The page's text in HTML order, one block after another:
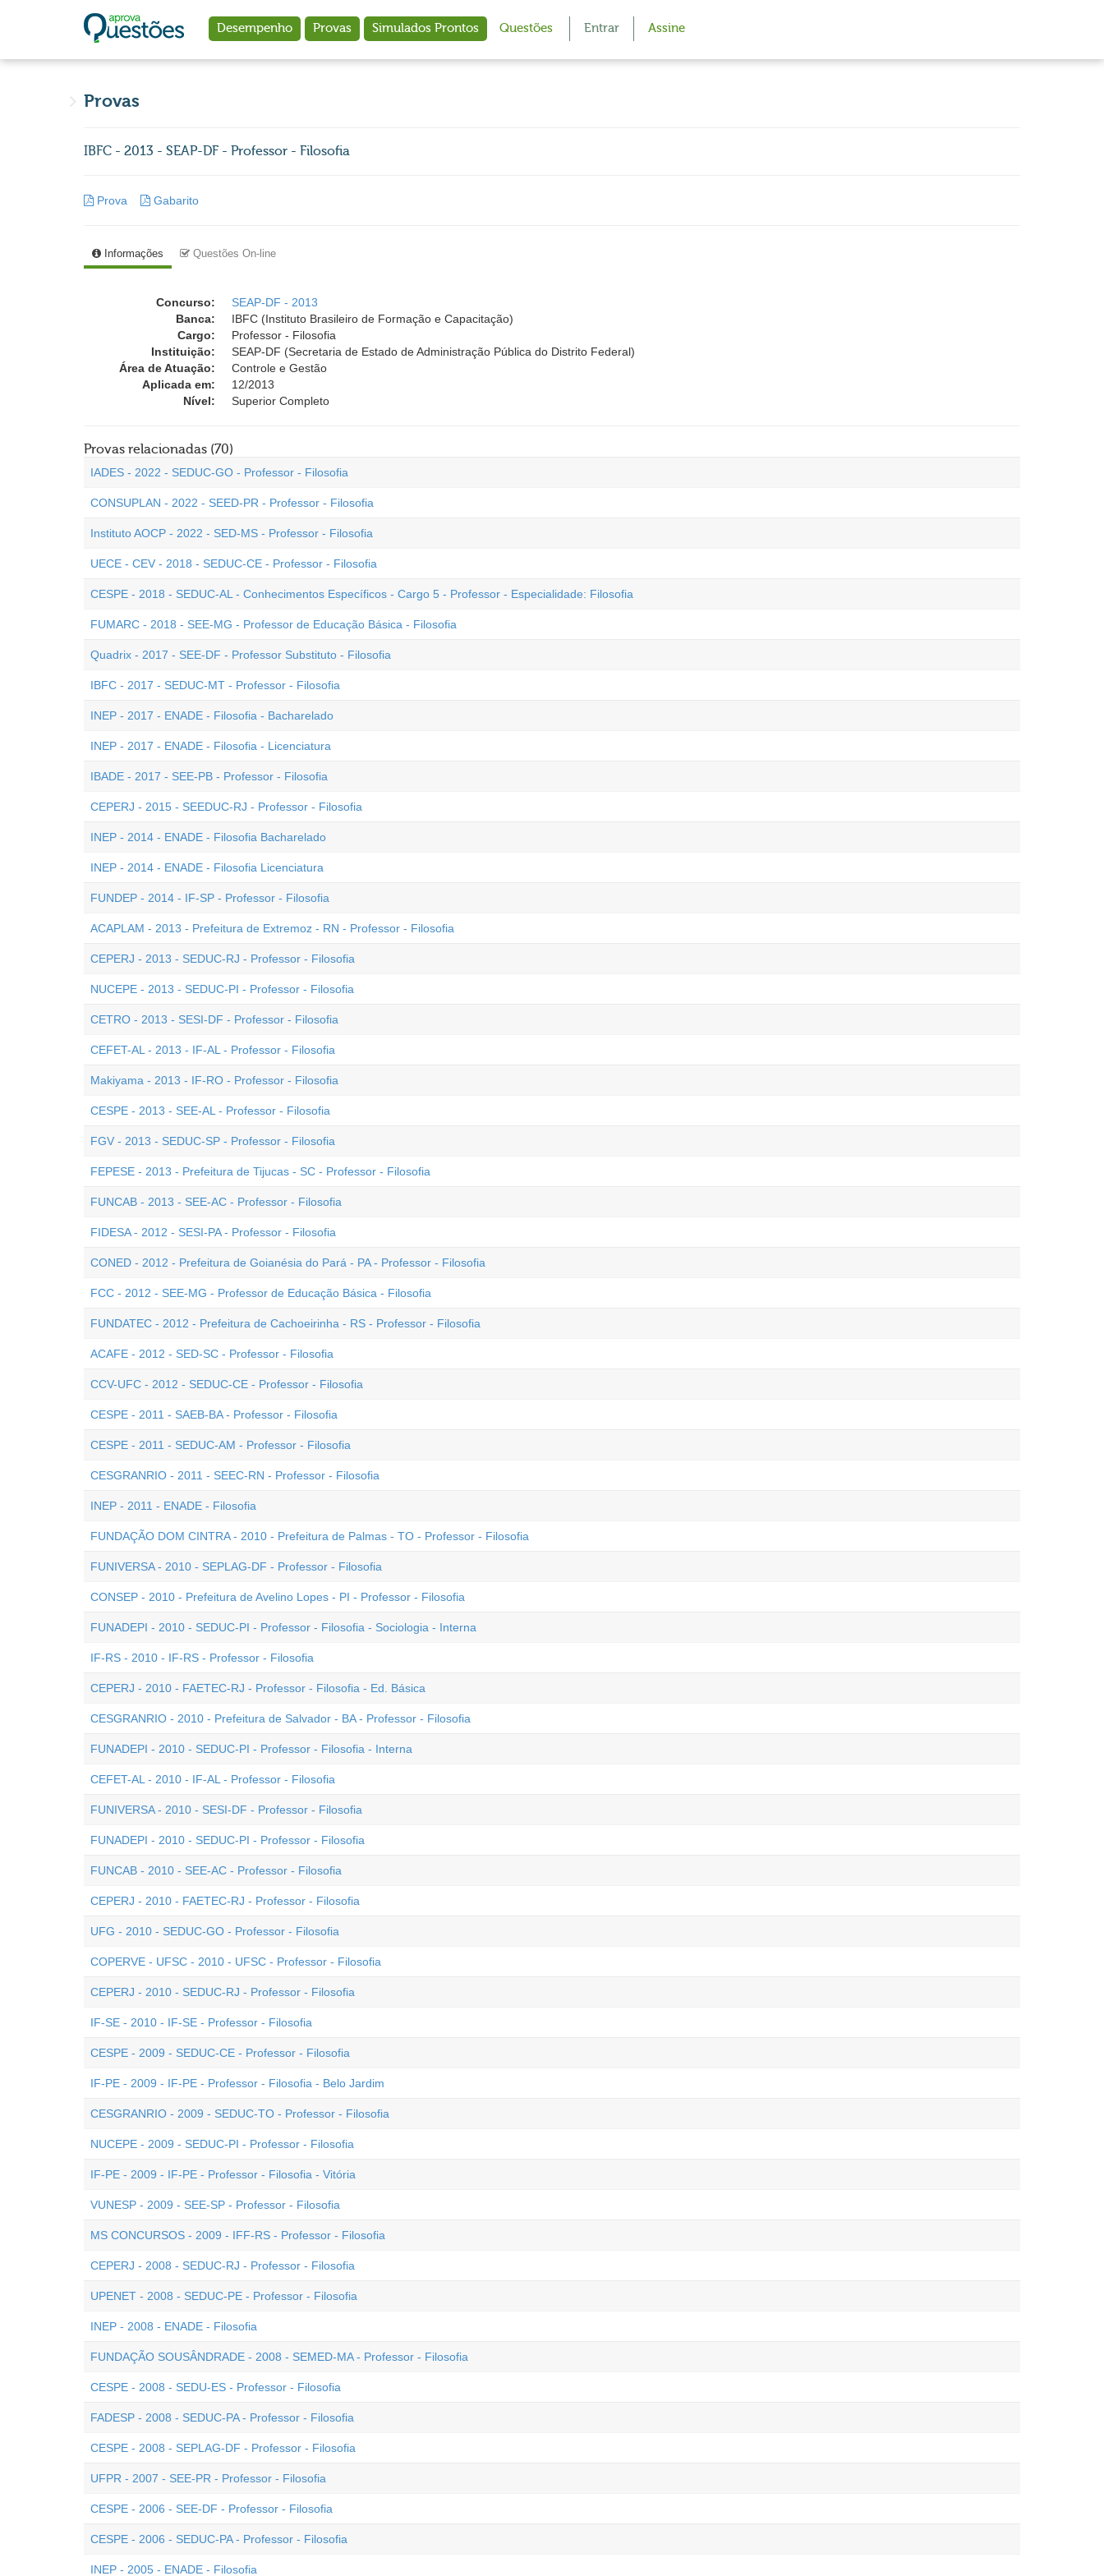
Desempenho Provas Simulados Prontos Questões Entrar Assine
Provas
IBFC - 2013 - SEAP-DF - Professor - Filosofia
Prova Gabarito
Informações Questões On-line
Concurso:
SEAP-DF - 2013
Banca:
IBFC (Instituto Brasileiro de Formação e Capacitação)
Cargo:
Professor - Filosofia
Instituição:
SEAP-DF (Secretaria de Estado de Administração Pública do Distrito Federal)
Área de Atuação:
Controle e Gestão
Aplicada em:
12/2013
Nível:
Superior Completo
Provas relacionadas (70)
IADES - 2022 - SEDUC-GO - Professor - Filosofia
CONSUPLAN - 2022 - SEED-PR - Professor - Filosofia
Instituto AOCP - 2022 - SED-MS - Professor - Filosofia
UECE - CEV - 2018 - SEDUC-CE - Professor - Filosofia
CESPE - 2018 - SEDUC-AL - Conhecimentos Específicos - Cargo 5 - Professor - Especialidade: Filosofia
FUMARC - 2018 - SEE-MG - Professor de Educação Básica - Filosofia
Quadrix - 2017 - SEE-DF - Professor Substituto - Filosofia
IBFC - 2017 - SEDUC-MT - Professor - Filosofia
INEP - 2017 - ENADE - Filosofia - Bacharelado
INEP - 2017 - ENADE - Filosofia - Licenciatura
IBADE - 2017 - SEE-PB - Professor - Filosofia
CEPERJ - 2015 - SEEDUC-RJ - Professor - Filosofia
INEP - 2014 - ENADE - Filosofia Bacharelado
INEP - 2014 - ENADE - Filosofia Licenciatura
FUNDEP - 2014 - IF-SP - Professor - Filosofia
ACAPLAM - 2013 - Prefeitura de Extremoz - RN - Professor - Filosofia
CEPERJ - 2013 - SEDUC-RJ - Professor - Filosofia
NUCEPE - 2013 - SEDUC-PI - Professor - Filosofia
CETRO - 2013 - SESI-DF - Professor - Filosofia
CEFET-AL - 2013 - IF-AL - Professor - Filosofia
Makiyama - 2013 - IF-RO - Professor - Filosofia
CESPE - 2013 - SEE-AL - Professor - Filosofia
FGV - 2013 - SEDUC-SP - Professor - Filosofia
FEPESE - 2013 - Prefeitura de Tijucas - SC - Professor - Filosofia
FUNCAB - 2013 - SEE-AC - Professor - Filosofia
FIDESA - 2012 - SESI-PA - Professor - Filosofia
CONED - 2012 - Prefeitura de Goianésia do Pará - PA - Professor - Filosofia
FCC - 2012 - SEE-MG - Professor de Educação Básica - Filosofia
FUNDATEC - 2012 - Prefeitura de Cachoeirinha - RS - Professor - Filosofia
ACAFE - 2012 - SED-SC - Professor - Filosofia
CCV-UFC - 2012 - SEDUC-CE - Professor - Filosofia
CESPE - 2011 - SAEB-BA - Professor - Filosofia
CESPE - 2011 - SEDUC-AM - Professor - Filosofia
CESGRANRIO - 2011 - SEEC-RN - Professor - Filosofia
INEP - 2011 - ENADE - Filosofia
FUNDAÇÃO DOM CINTRA - 2010 - Prefeitura de Palmas - TO - Professor - Filosofia
FUNIVERSA - 2010 - SEPLAG-DF - Professor - Filosofia
CONSEP - 2010 - Prefeitura de Avelino Lopes - PI - Professor - Filosofia
FUNADEPI - 2010 - SEDUC-PI - Professor - Filosofia - Sociologia - Interna
IF-RS - 2010 - IF-RS - Professor - Filosofia
CEPERJ - 2010 - FAETEC-RJ - Professor - Filosofia - Ed. Básica
CESGRANRIO - 2010 - Prefeitura de Salvador - BA - Professor - Filosofia
FUNADEPI - 2010 - SEDUC-PI - Professor - Filosofia - Interna
CEFET-AL - 2010 - IF-AL - Professor - Filosofia
FUNIVERSA - 2010 - SESI-DF - Professor - Filosofia
FUNADEPI - 2010 - SEDUC-PI - Professor - Filosofia
FUNCAB - 2010 - SEE-AC - Professor - Filosofia
CEPERJ - 2010 - FAETEC-RJ - Professor - Filosofia
UFG - 2010 - SEDUC-GO - Professor - Filosofia
COPERVE - UFSC - 2010 - UFSC - Professor - Filosofia
CEPERJ - 2010 - SEDUC-RJ - Professor - Filosofia
IF-SE - 2010 - IF-SE - Professor - Filosofia
CESPE - 2009 - SEDUC-CE - Professor - Filosofia
IF-PE - 2009 - IF-PE - Professor - Filosofia - Belo Jardim
CESGRANRIO - 2009 - SEDUC-TO - Professor - Filosofia
NUCEPE - 2009 - SEDUC-PI - Professor - Filosofia
IF-PE - 2009 - IF-PE - Professor - Filosofia - Vitória
VUNESP - 2009 - SEE-SP - Professor - Filosofia
MS CONCURSOS - 2009 - IFF-RS - Professor - Filosofia
CEPERJ - 2008 - SEDUC-RJ - Professor - Filosofia
UPENET - 2008 - SEDUC-PE - Professor - Filosofia
INEP - 2008 - ENADE - Filosofia
FUNDAÇÃO SOUSÂNDRADE - 2008 - SEMED-MA - Professor - Filosofia
CESPE - 2008 - SEDU-ES - Professor - Filosofia
FADESP - 2008 - SEDUC-PA - Professor - Filosofia
CESPE - 2008 - SEPLAG-DF - Professor - Filosofia
UFPR - 2007 - SEE-PR - Professor - Filosofia
CESPE - 2006 - SEE-DF - Professor - Filosofia
CESPE - 2006 - SEDUC-PA - Professor - Filosofia
INEP - 2005 - ENADE - Filosofia